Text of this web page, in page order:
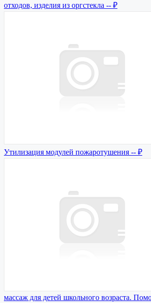
отходов, изделия из оргстекла -- ₽
Утилизация модулей пожаротушения -- ₽
массаж для детей школьного возраста.